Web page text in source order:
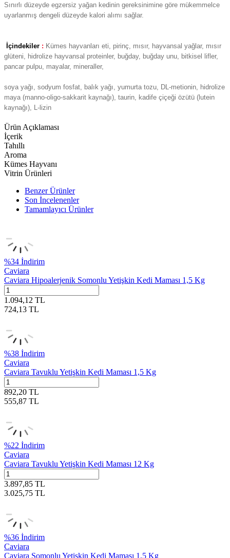
Sınırlı düzeyde egzersiz yağan kedinin gereksinimine göre mükemmelce
uyarlanmış dengeli düzeyde kalori alımı sağlar.
İçindekiler : Kümes hayvanları eti, pirinç, mısır, hayvansal yağlar, mısır
glüteni, hidrolize hayvansal proteinler, buğday, buğday unu, bitkisel lifler,
pancar pulpu, mayalar, mineraller,
soya yağı, sodyum fosfat, balık yağı, yumurta tozu, DL-metionin, hidrolize
maya (manno-oligo-sakkarit kaynağı), taurin, kadife çiçeği özütü (lutein
kaynağı), L-lizin
Ürün Açıklaması
İçerik
Tahıllı
Aroma
Kümes Hayvanı
Vitrin Ürünleri
Benzer Ürünler
Son İncelenenler
Tamamlayıcı Ürünler
%34 İndirim
Caviara
Caviara Hipoalerjenik Somonlu Yetişkin Kedi Maması 1,5 Kg
1.094,12 TL
724,13 TL
%38 İndirim
Caviara
Caviara Tavuklu Yetişkin Kedi Maması 1,5 Kg
892,20 TL
555,87 TL
%22 İndirim
Caviara
Caviara Tavuklu Yetişkin Kedi Maması 12 Kg
3.897,85 TL
3.025,75 TL
%36 İndirim
Caviara
Caviara Somonlu Yetişkin Kedi Maması 1,5 Kg